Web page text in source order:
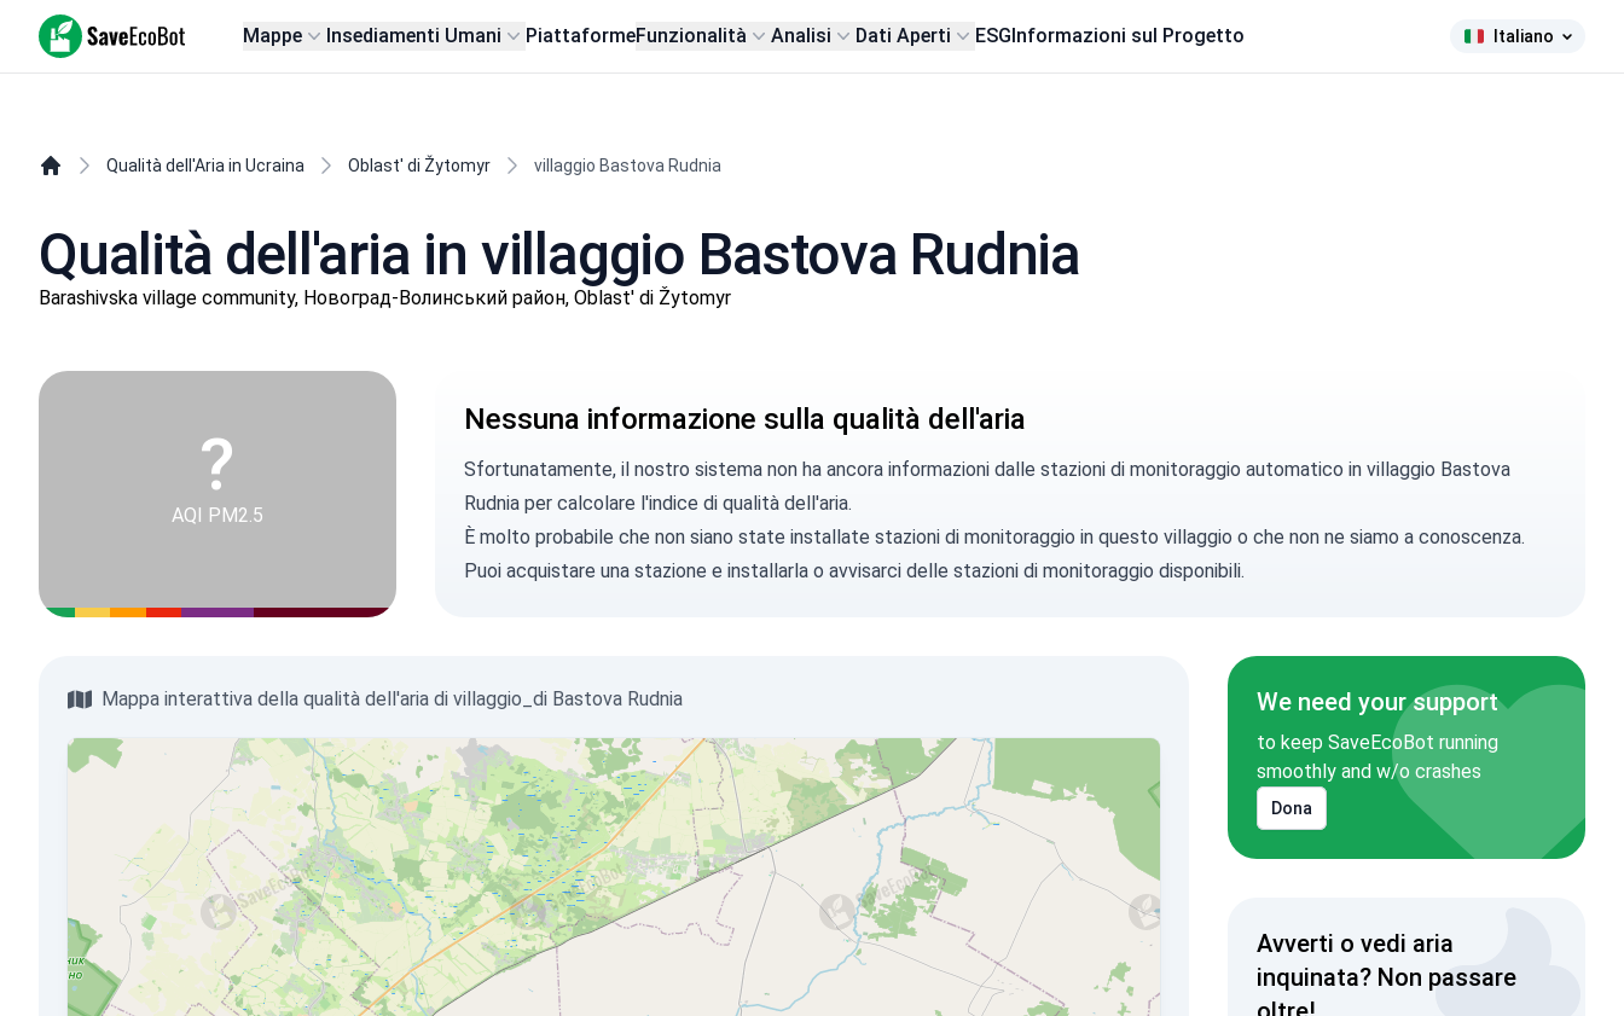
SaveEcoBot Mappe Insediamenti Umani PiattaformeFunzionalità Analisi Dati Aperti ESGInformazioni sul Progetto Italiano
Qualità dell'Aria in Ucraina Oblast' di Žytomyr villaggio Bastova Rudnia
Qualità dell'aria in villaggio Bastova Rudnia
Barashivska village community, Новоград-Волинський район, Oblast' di Žytomyr
?
AQI PM2.5
Nessuna informazione sulla qualità dell'aria
Sfortunatamente, il nostro sistema non ha ancora informazioni dalle stazioni di monitoraggio automatico in villaggio Bastova
Rudnia per calcolare l'indice di qualità dell'aria.
È molto probabile che non siano state installate stazioni di monitoraggio in questo villaggio o che non ne siamo a conoscenza.
Puoi acquistare una stazione e installarla o avvisarcidelle stazioni di monitoraggio disponibili.
Mappa interattiva della qualità dell'aria di villaggio_di Bastova Rudnia We need your support
to keep SaveEcoBot running
smoothly and w/o crashes
Dona
Avverti o vedi aria
inquinata? Non passare